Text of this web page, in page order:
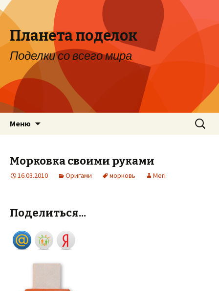
Планета поделок
Поделки со всего мира
Меню Найти:
Морковка своими руками
16.03.2010 Оригами морковь Meri
Поделиться...